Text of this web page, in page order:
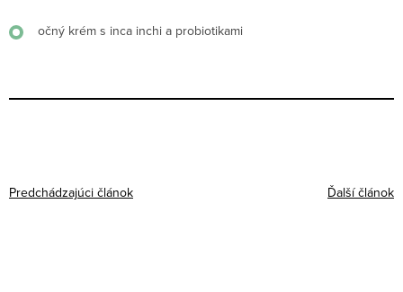
očný krém s inca inchi a probiotikami
Predchádzajúci článok Ďalší článok